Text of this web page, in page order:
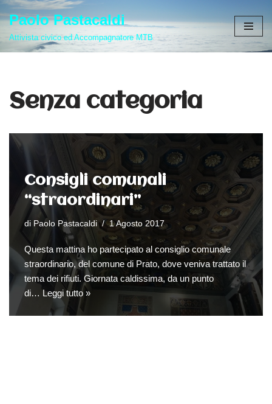
Vai
Paolo Pastacaldi
Attivista civico ed Accompagnatore MTB
Senza categoria
Consigli comunali
“straordinari”
di Paolo Pastacaldi 1 Agosto 2017
Questa mattina ho partecipato al consiglio comunale
straordinario, del comune di Prato, dove veniva trattato il
tema dei rifiuti. Giornata caldissima, da un punto
di… Leggi tutto »